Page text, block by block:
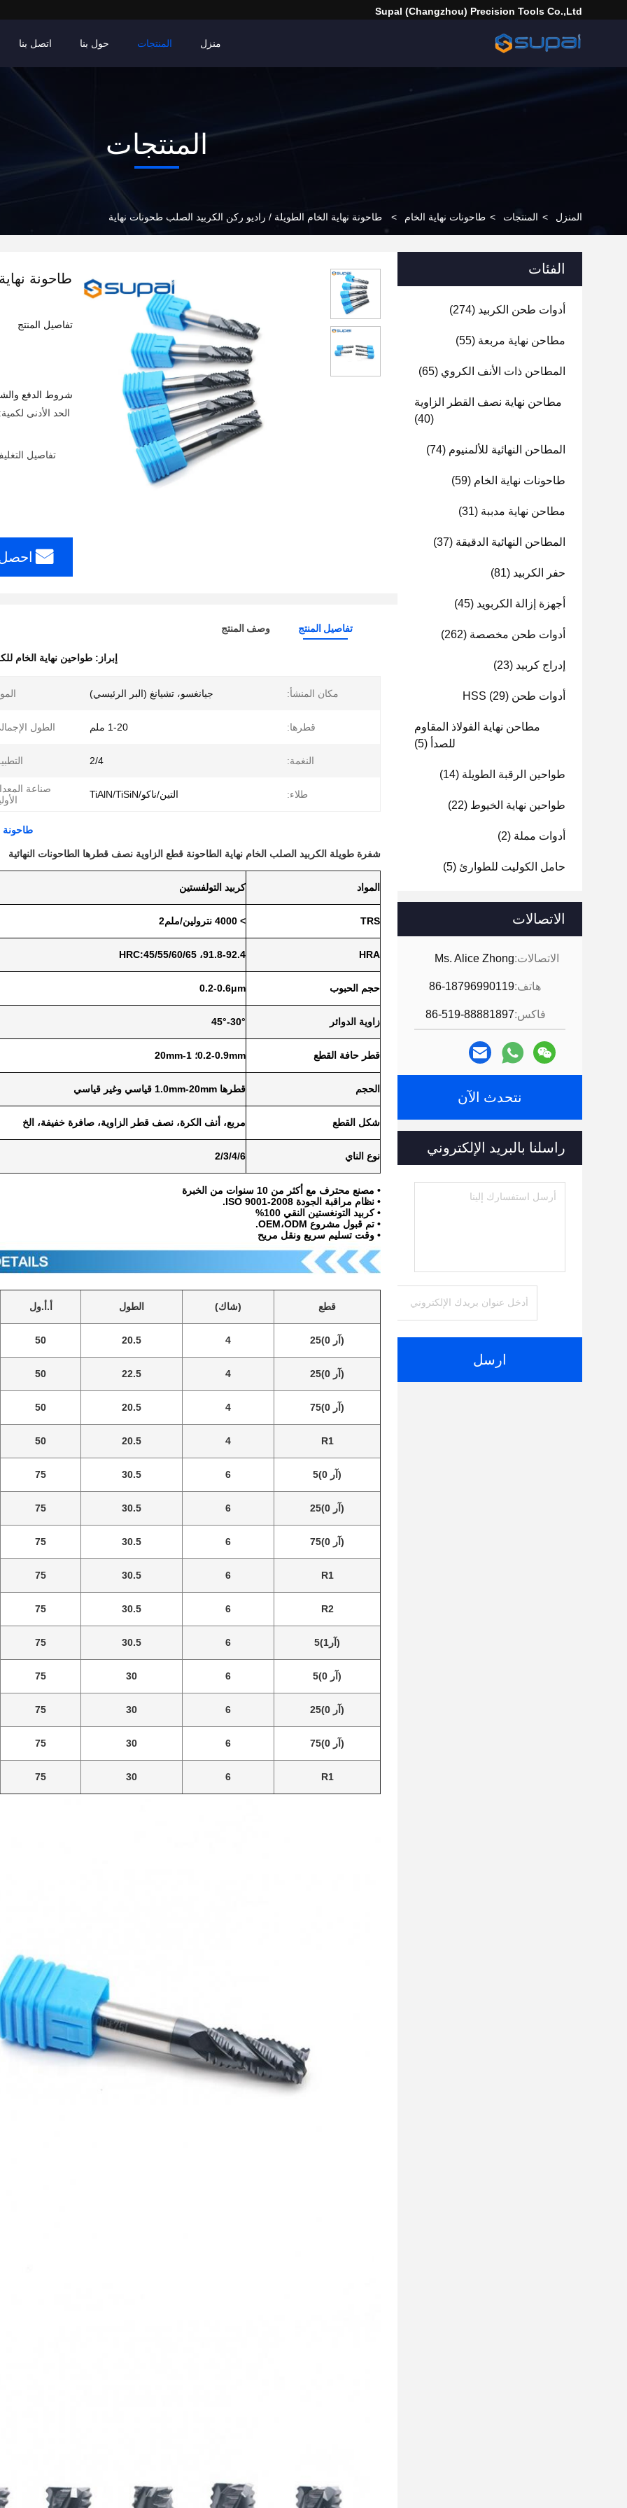
Supal (Changzhou) Precision Tools Co.,Ltd
منزل المنتجات حول بنا اتصل بنا
المنتجات
المنزل > المنتجات > طاحونات نهاية الخام > طاحونة نهاية الخام الطويلة / راديو ركن الكربيد الصلب طحونات نهاية
الفئات
أدوات طحن الكربيد (274)
مطاحن نهاية مربعة (55)
المطاحن ذات الأنف الكروي (65)
مطاحن نهاية نصف القطر الزاوية
(40)
المطاحن النهائية للألمنيوم (74)
طاحونات نهاية الخام (59)
مطاحن نهاية مدببة (31)
المطاحن النهائية الدقيقة (37)
حفر الكربيد (81)
أجهزة إزالة الكربويد (45)
أدوات طحن مخصصة (262)
إدراج كربيد (23)
أدوات طحن HSS (29)
مطاحن نهاية الفولاذ المقاوم
للصدأ (5)
طواحين الرقبة الطويلة (14)
طواحين نهاية الخيوط (22)
أدوات مملة (2)
حامل الكوليت للطوارئ (5)
الاتصالات
الاتصالات:Ms. Alice Zhong
هاتف:86-18796990119
فاكس:86-519-88881897
نتحدث الآن
راسلنا بالبريد الإلكتروني
ارسل
طاحونة
تفاصيل المنتج
شروط الدفع
تفاصيل
تفاصيل المنتج وصف المنتج
إبراز: طواحين نهاية الخام
مكان المنشأ: جيانغسو، تشيانغ (البر الرئيسي)
قطرها: 1-20 ملم الطول
النغمة: 2/4
طلاء: التين/ناكو/TiAlN/TiSiN
صناعة
طاحونة
شفرة طويلة الكربيد الصلب الخام نهاية الطاحونة قطع الزاوية نصف قطرها الطاحونات النهائية
المواد كربيد التولفستين
TRS > 4000 نترولين/ملم2
HRA 91.8-92.4، HRC:45/55/60/65
حجم الحبوب 0.2-0.6μm
زاوية الدوائر 30°-45°
قطر حافة القطع 0.2-0.9mm؛ 1-20mm
الحجم قطرها 1.0mm-20mm قياسي وغير قياسي
شكل القطع مربع، أنف الكرة، نصف قطر الزاوية، صافرة خفيفة، الخ
نوع الناي 2/3/4/6
• مصنع محترف مع أكثر من 10 سنوات من الخبرة
• نظام مراقبة الجودة ISO 9001-2008.
• كربيد التونغستين النقي 100%
• تم قبول مشروع OEM،ODM.
• وقت تسليم سريع ونقل مريح
قطع (شاك) الطول أ.أ.ول
(آر 0)25 4
20.5
50
(آر 0)25 4
22.5
50
(آر 0)75 4
20.5
50
R1
4
20.5
50
(آر 0)5 6
30.5
75
(آر 0)25 6
30.5
75
(آر 0)75 6
30.5
75
R1
6
30.5
75
R2
6
30.5
75
(آر1)5 6
30.5
75
(آر 0)5 6
30
75
(آر 0)25 6
30
75
(آر 0)75 6
30
75
R1
6
30
75